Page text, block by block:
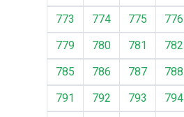
773
774 775 776
779
780 781 782
785
786 787 788
791
792 793 794